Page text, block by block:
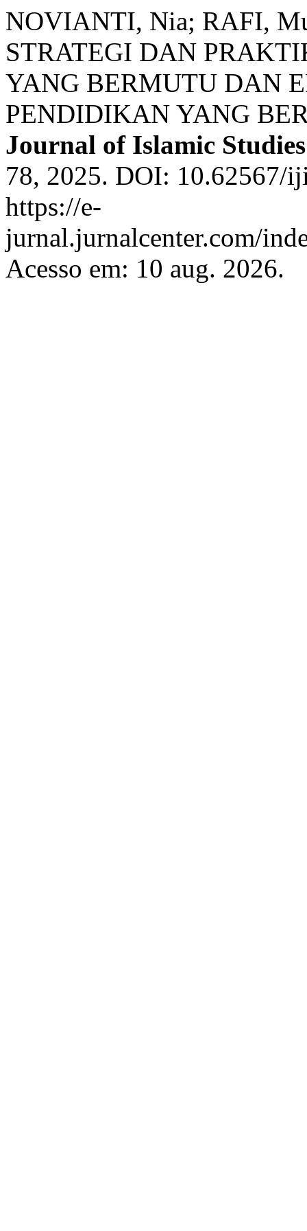
NOVIANTI, Nia; RAFI,
STRATEGI DAN
YANG BERMUTU DAN
PENDIDIKAN YANG
Journal of Islamic
78, 2025. DOI: 10.62567/
https://e-
jurnal.jurnalcenter.com/
Acesso em: 10 aug. 2026.